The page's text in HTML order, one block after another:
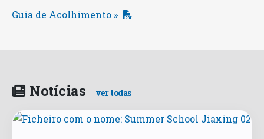
Guia de Acolhimento »
Notícias ver todas